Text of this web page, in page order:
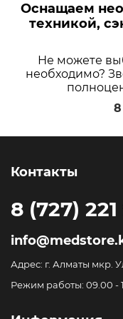
Оснащаем
техникой,
Не можете
необходимо?
8
Контакты
8 (727) 221
Адрес: г. Алматы мкр.
Режим работы: 09.00 -